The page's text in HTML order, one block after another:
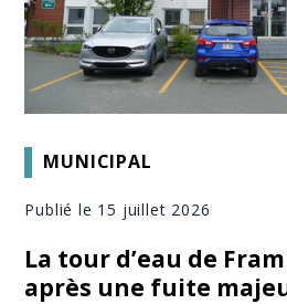
MUNICIPAL
Publié le 15 juillet 2026
La tour d’eau de
après une fuite